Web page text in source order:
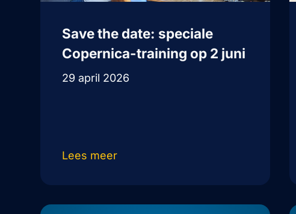
Save the date: speciale
Copernica-training op 2 juni
29 april 2026
Lees meer